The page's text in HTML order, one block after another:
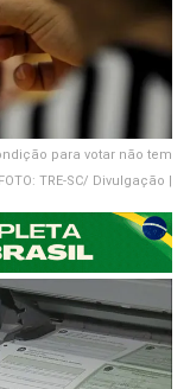
para votar não tem
TRE-SC/ Divulgação |